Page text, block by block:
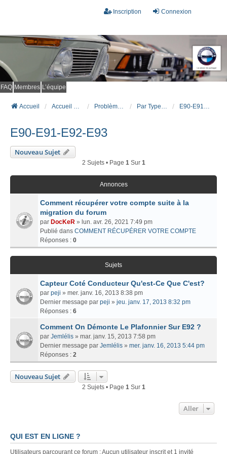
Connexion
Inscription
FAQ Membres L’équipe
Accueil Accueil du forum Problèmes connus et résolus (FAQ) Par Type Carrosserie E90-E91-E92-E93
E90-E91-E92-E93
Nouveau Sujet
2 Sujets • Page 1Sur 1
Annonces
Comment récupérer votre compte suite à la
migration du forum
par DocKeR » lun. avr. 26, 2021 7:49 pm
Publié dans COMMENT RÉCUPÉRER VOTRE COMPTE
Réponses : 0
Sujets
Capteur Coté Conducteur Qu'est-Ce Que C'est?
par peji » mer. janv. 16, 2013 8:38 pm
Dernier message par peji » jeu. janv. 17, 2013 8:32 pm
Réponses : 6
Comment On Démonte Le Plafonnier Sur E92 ?
par Jemlélis » mar. janv. 15, 2013 7:58 pm
Dernier message par Jemlélis » mer. janv. 16, 2013 5:44 pm
Réponses : 2
Nouveau Sujet
2 Sujets • Page 1Sur 1
Aller
QUI EST EN LIGNE ?
Utilisateurs parcourant ce forum : Aucun utilisateur inscrit et 1 invité